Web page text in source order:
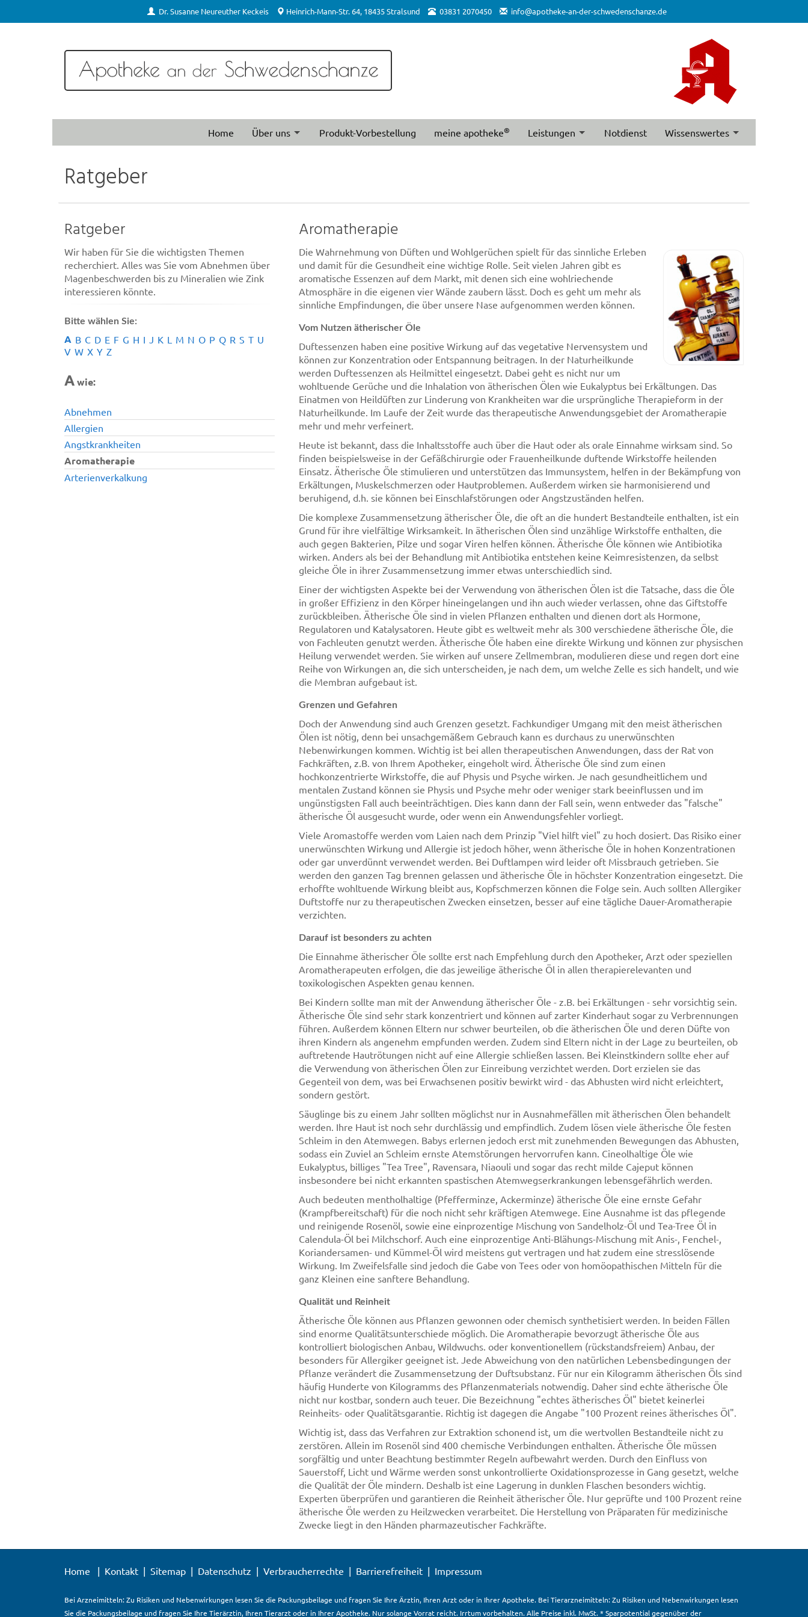
Dr. Susanne Neureuther Keckeis Heinrich-Mann-Str. 64, 18435 Stralsund 03831 2070450 info@apotheke-an-der-schwedenschanze.de
Home Über uns Produkt-Vorbestellung meine apotheke® Leistungen Notdienst Wissenswertes
Ratgeber
Ratgeber
Wir haben für Sie die wichtigsten Themen
recherchiert. Alles was Sie vom Abnehmen über
Magenbeschwerden bis zu Mineralien wie Zink
interessieren könnte.
Bitte wählen Sie:
A B C D E F G H I J K L M N O P Q R S T U
V W X Y Z
Awie:
Abnehmen
Allergien
Angstkrankheiten
Aromatherapie
Arterienverkalkung
Aromatherapie
Die Wahrnehmung von Düften und Wohlgerüchen spielt für das sinnliche Erleben
und damit für die Gesundheit eine wichtige Rolle. Seit vielen Jahren gibt es
aromatische Essenzen auf dem Markt, mit denen sich eine wohlriechende
Atmosphäre in die eigenen vier Wände zaubern lässt. Doch es geht um mehr als
sinnliche Empfindungen, die über unsere Nase aufgenommen werden können.
Vom Nutzen ätherischer Öle
Duftessenzen haben eine positive Wirkung auf das vegetative Nervensystem und
können zur Konzentration oder Entspannung beitragen. In der Naturheilkunde
werden Duftessenzen als Heilmittel eingesetzt. Dabei geht es nicht nur um
wohltuende Gerüche und die Inhalation von ätherischen Ölen wie Eukalyptus bei Erkältungen. Das
Einatmen von Heildüften zur Linderung von Krankheiten war die ursprüngliche Therapieform in der
Naturheilkunde. Im Laufe der Zeit wurde das therapeutische Anwendungsgebiet der Aromatherapie
mehr und mehr verfeinert.
Heute ist bekannt, dass die Inhaltsstoffe auch über die Haut oder als orale Einnahme wirksam sind. So
finden beispielsweise in der Gefäßchirurgie oder Frauenheilkunde duftende Wirkstoffe heilenden
Einsatz. Ätherische Öle stimulieren und unterstützen das Immunsystem, helfen in der Bekämpfung von
Erkältungen, Muskelschmerzen oder Hautproblemen. Außerdem wirken sie harmonisierend und
beruhigend, d.h. sie können bei Einschlafstörungen oder Angstzuständen helfen.
Die komplexe Zusammensetzung ätherischer Öle, die oft an die hundert Bestandteile enthalten, ist ein
Grund für ihre vielfältige Wirksamkeit. In ätherischen Ölen sind unzählige Wirkstoffe enthalten, die
auch gegen Bakterien, Pilze und sogar Viren helfen können. Ätherische Öle können wie Antibiotika
wirken. Anders als bei der Behandlung mit Antibiotika entstehen keine Keimresistenzen, da selbst
gleiche Öle in ihrer Zusammensetzung immer etwas unterschiedlich sind.
Einer der wichtigsten Aspekte bei der Verwendung von ätherischen Ölen ist die Tatsache, dass die Öle
in großer Effizienz in den Körper hineingelangen und ihn auch wieder verlassen, ohne das Giftstoffe
zurückbleiben. Ätherische Öle sind in vielen Pflanzen enthalten und dienen dort als Hormone,
Regulatoren und Katalysatoren. Heute gibt es weltweit mehr als 300 verschiedene ätherische Öle, die
von Fachleuten genutzt werden. Ätherische Öle haben eine direkte Wirkung und können zur physischen
Heilung verwendet werden. Sie wirken auf unsere Zellmembran, modulieren diese und regen dort eine
Reihe von Wirkungen an, die sich unterscheiden, je nach dem, um welche Zelle es sich handelt, und wie
die Membran aufgebaut ist.
Grenzen und Gefahren
Doch der Anwendung sind auch Grenzen gesetzt. Fachkundiger Umgang mit den meist ätherischen
Ölen ist nötig, denn bei unsachgemäßem Gebrauch kann es durchaus zu unerwünschten
Nebenwirkungen kommen. Wichtig ist bei allen therapeutischen Anwendungen, dass der Rat von
Fachkräften, z.B. von Ihrem Apotheker, eingeholt wird. Ätherische Öle sind zum einen
hochkonzentrierte Wirkstoffe, die auf Physis und Psyche wirken. Je nach gesundheitlichem und
mentalen Zustand können sie Physis und Psyche mehr oder weniger stark beeinflussen und im
ungünstigsten Fall auch beeinträchtigen. Dies kann dann der Fall sein, wenn entweder das "falsche"
ätherische Öl ausgesucht wurde, oder wenn ein Anwendungsfehler vorliegt.
Viele Aromastoffe werden vom Laien nach dem Prinzip "Viel hilft viel" zu hoch dosiert. Das Risiko einer
unerwünschten Wirkung und Allergie ist jedoch höher, wenn ätherische Öle in hohen Konzentrationen
oder gar unverdünnt verwendet werden. Bei Duftlampen wird leider oft Missbrauch getrieben. Sie
werden den ganzen Tag brennen gelassen und ätherische Öle in höchster Konzentration eingesetzt. Die
erhoffte wohltuende Wirkung bleibt aus, Kopfschmerzen können die Folge sein. Auch sollten Allergiker
Duftstoffe nur zu therapeutischen Zwecken einsetzen, besser auf eine tägliche Dauer-Aromatherapie
verzichten.
Darauf ist besonders zu achten
Die Einnahme ätherischer Öle sollte erst nach Empfehlung durch den Apotheker, Arzt oder speziellen
Aromatherapeuten erfolgen, die das jeweilige ätherische Öl in allen therapierelevanten und
toxikologischen Aspekten genau kennen.
Bei Kindern sollte man mit der Anwendung ätherischer Öle - z.B. bei Erkältungen - sehr vorsichtig sein.
Ätherische Öle sind sehr stark konzentriert und können auf zarter Kinderhaut sogar zu Verbrennungen
führen. Außerdem können Eltern nur schwer beurteilen, ob die ätherischen Öle und deren Düfte von
ihren Kindern als angenehm empfunden werden. Zudem sind Eltern nicht in der Lage zu beurteilen, ob
auftretende Hautrötungen nicht auf eine Allergie schließen lassen. Bei Kleinstkindern sollte eher auf
die Verwendung von ätherischen Ölen zur Einreibung verzichtet werden. Dort erzielen sie das
Gegenteil von dem, was bei Erwachsenen positiv bewirkt wird - das Abhusten wird nicht erleichtert,
sondern gestört.
Säuglinge bis zu einem Jahr sollten möglichst nur in Ausnahmefällen mit ätherischen Ölen behandelt
werden. Ihre Haut ist noch sehr durchlässig und empfindlich. Zudem lösen viele ätherische Öle festen
Schleim in den Atemwegen. Babys erlernen jedoch erst mit zunehmenden Bewegungen das Abhusten,
sodass ein Zuviel an Schleim ernste Atemstörungen hervorrufen kann. Cineolhaltige Öle wie
Eukalyptus, billiges "Tea Tree", Ravensara, Niaouli und sogar das recht milde Cajeput können
insbesondere bei nicht erkannten spastischen Atemwegserkrankungen lebensgefährlich werden.
Auch bedeuten mentholhaltige (Pfefferminze, Ackerminze) ätherische Öle eine ernste Gefahr
(Krampfbereitschaft) für die noch nicht sehr kräftigen Atemwege. Eine Ausnahme ist das pflegende
und reinigende Rosenöl, sowie eine einprozentige Mischung von Sandelholz-Öl und Tea-Tree Öl in
Calendula-Öl bei Milchschorf. Auch eine einprozentige Anti-Blähungs-Mischung mit Anis-, Fenchel-,
Koriandersamen- und Kümmel-Öl wird meistens gut vertragen und hat zudem eine stresslösende
Wirkung. Im Zweifelsfalle sind jedoch die Gabe von Tees oder von homöopathischen Mitteln für die
ganz Kleinen eine sanftere Behandlung.
Qualität und Reinheit
Ätherische Öle können aus Pflanzen gewonnen oder chemisch synthetisiert werden. In beiden Fällen
sind enorme Qualitätsunterschiede möglich. Die Aromatherapie bevorzugt ätherische Öle aus
kontrolliert biologischen Anbau, Wildwuchs. oder konventionellem (rückstandsfreiem) Anbau, der
besonders für Allergiker geeignet ist. Jede Abweichung von den natürlichen Lebensbedingungen der
Pflanze verändert die Zusammensetzung der Duftsubstanz. Für nur ein Kilogramm ätherischen Öls sind
häufig Hunderte von Kilogramms des Pflanzenmaterials notwendig. Daher sind echte ätherische Öle
nicht nur kostbar, sondern auch teuer. Die Bezeichnung "echtes ätherisches Öl" bietet keinerlei
Reinheits- oder Qualitätsgarantie. Richtig ist dagegen die Angabe "100 Prozent reines ätherisches Öl".
Wichtig ist, dass das Verfahren zur Extraktion schonend ist, um die wertvollen Bestandteile nicht zu
zerstören. Allein im Rosenöl sind 400 chemische Verbindungen enthalten. Ätherische Öle müssen
sorgfältig und unter Beachtung bestimmter Regeln aufbewahrt werden. Durch den Einfluss von
Sauerstoff, Licht und Wärme werden sonst unkontrollierte Oxidationsprozesse in Gang gesetzt, welche
die Qualität der Öle mindern. Deshalb ist eine Lagerung in dunklen Flaschen besonders wichtig.
Experten überprüfen und garantieren die Reinheit ätherischer Öle. Nur geprüfte und 100 Prozent reine
ätherische Öle werden zu Heilzwecken verarbeitet. Die Herstellung von Präparaten für medizinische
Zwecke liegt in den Händen pharmazeutischer Fachkräfte.
Home Kontakt Sitemap Datenschutz Verbraucherrechte Barrierefreiheit Impressum
Bei Arzneimitteln: Zu Risiken und Nebenwirkungen lesen Sie die Packungsbeilage und fragen Sie Ihre Ärztin, Ihren Arzt oder in Ihrer Apotheke. Bei Tierarzneimitteln: Zu Risiken und Nebenwirkungen lesen
Sie die Packungsbeilage und fragen Sie Ihre Tierärztin, Ihren Tierarzt oder in Ihrer Apotheke. Nur solange Vorrat reicht. Irrtum vorbehalten. Alle Preise inkl. MwSt. * Sparpotential gegenüber der